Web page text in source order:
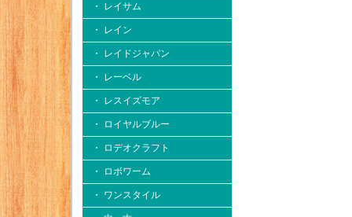
・ レイサム
・ レイン
・ レイドジャパン
・ レーベル
・ レスイズモア
・ ロイヤルブルー
・ ロデオクラフト
・ ロボワーム
・ ワンスタイル